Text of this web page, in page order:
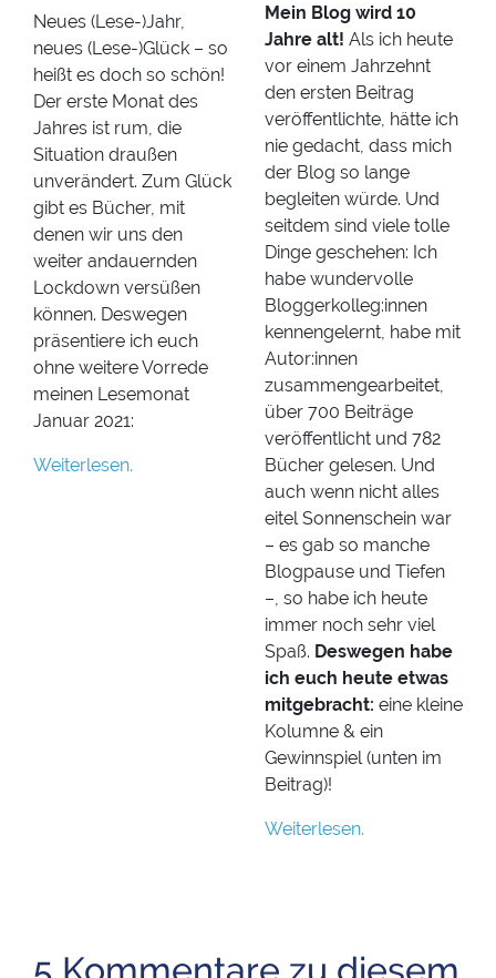
Neues (Lese-)Jahr,
neues (Lese-)Glück – so
heißt es doch so schön!
Der erste Monat des
Jahres ist rum, die
Situation draußen
unverändert. Zum Glück
gibt es Bücher, mit
denen wir uns den
weiter andauernden
Lockdown versüßen
können. Deswegen
präsentiere ich euch
ohne weitere Vorrede
meinen Lesemonat
Januar 2021:
Weiterlesen.
Mein Blog wird 10
Jahre alt! Als ich heute
vor einem Jahrzehnt
den ersten Beitrag
veröffentlichte, hätte ich
nie gedacht, dass mich
der Blog so lange
begleiten würde. Und
seitdem sind viele tolle
Dinge geschehen: Ich
habe wundervolle
Bloggerkolleg:innen
kennengelernt, habe mit
Autor:innen
zusammengearbeitet,
über 700 Beiträge
veröffentlicht und 782
Bücher gelesen. Und
auch wenn nicht alles
eitel Sonnenschein war
– es gab so manche
Blogpause und Tiefen
–, so habe ich heute
immer noch sehr viel
Spaß. Deswegen habe
ich euch heute etwas
mitgebracht: eine kleine
Kolumne & ein
Gewinnspiel (unten im
Beitrag)!
Weiterlesen.
5 Kommentare zu diesem